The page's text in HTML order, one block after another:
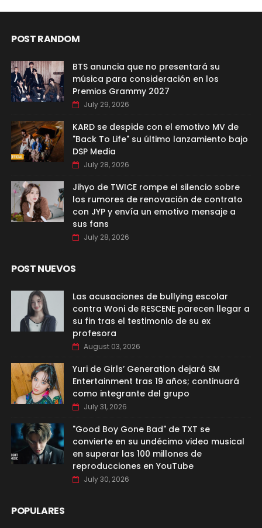
POST RANDOM
BTS anuncia que no presentará su
música para consideración en los
Premios Grammy 2027
July 29, 2026
KARD se despide con el emotivo MV de
"Back To Life" su último lanzamiento bajo
DSP Media
July 28, 2026
Jihyo de TWICE rompe el silencio sobre
los rumores de renovación de contrato
con JYP y envía un emotivo mensaje a
sus fans
July 28, 2026
POST NUEVOS
Las acusaciones de bullying escolar
contra Woni de RESCENE parecen llegar a
su fin tras el testimonio de su ex
profesora
August 03, 2026
Yuri de Girls’ Generation dejará SM
Entertainment tras 19 años; continuará
como integrante del grupo
July 31, 2026
"Good Boy Gone Bad" de TXT se
convierte en su undécimo video musical
en superar las 100 millones de
reproducciones en YouTube
July 30, 2026
POPULARES